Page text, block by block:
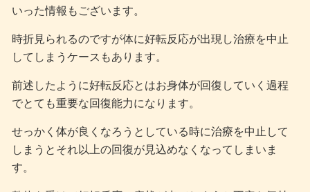
いった情報もございます。
時折見られるのですが体に好転反応が出現し治療を中止
してしまうケースもあります。
前述したように好転反応とはお身体が回復していく過程
でとても重要な回復能力になります。
せっかく体が良くなろうとしている時に治療を中止して
しまうとそれ以上の回復が見込めなくなってしまいま
す。